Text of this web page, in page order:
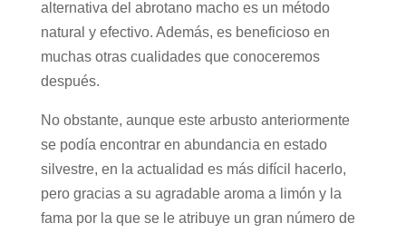
alternativa del abrotano macho es un método
natural y efectivo. Además, es beneficioso en
muchas otras cualidades que conoceremos
después.
No obstante, aunque este arbusto anteriormente
se podía encontrar en abundancia en estado
silvestre, en la actualidad es más difícil hacerlo,
pero gracias a su agradable aroma a limón y la
fama por la que se le atribuye un gran número de